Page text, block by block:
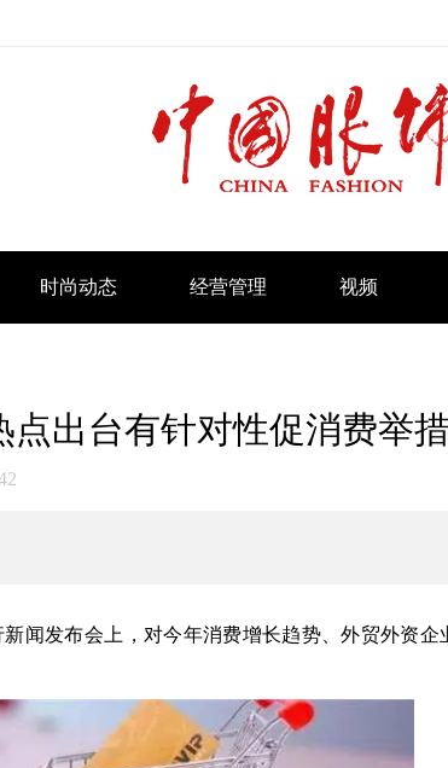
时尚动态 经营管理 视频
出台有针对性促消费举措
闻发布会上，对今年消费增长趋势、外贸外资企